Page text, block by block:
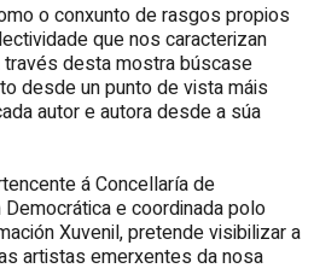
o conxunto de rasgos propios
que nos caracterizan
desta mostra búscase
desde un punto de vista máis
autor e autora desde a súa
á Concellaría de
e coordinada polo
Xuvenil, pretende visibilizar a
artistas emerxentes da nosa